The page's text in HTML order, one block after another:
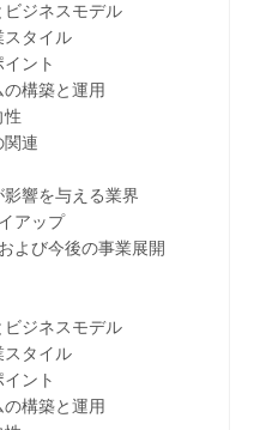
ジネスモデル
タイル
ント
構築と運用
連
響を与える業界
アップ
び今後の事業展開
ジネスモデル
タイル
ント
構築と運用